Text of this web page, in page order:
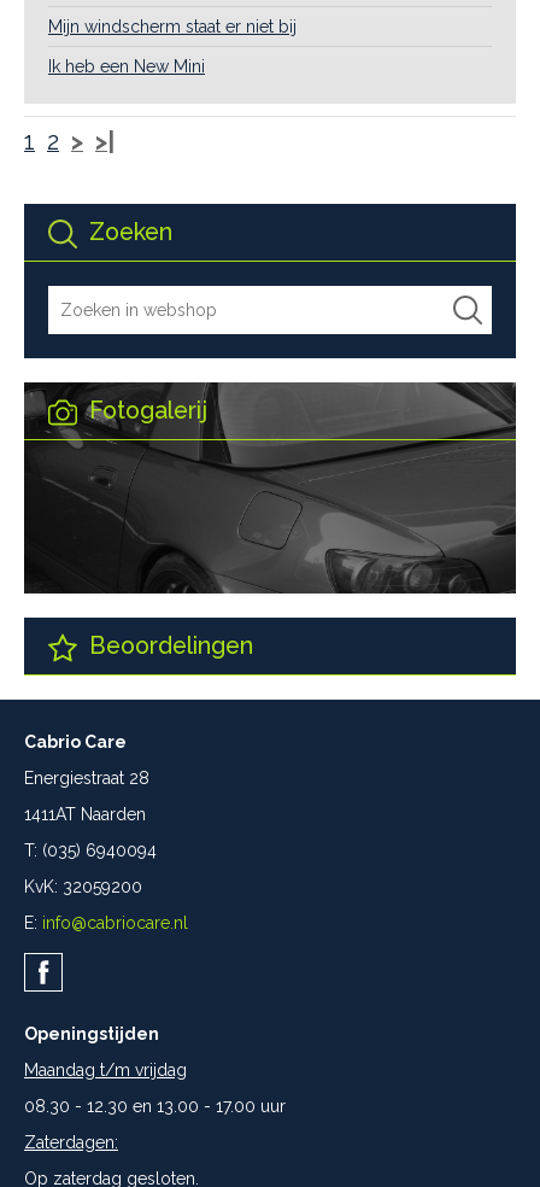
Zoeken
Fotogalerij
Beoordelingen
Mijn windscherm staat er niet bij
Ik heb een New Mini
1 2 > >|
Cabrio Care
Energiestraat 28
1411AT Naarden
T: (035) 6940094
KvK: 32059200
E: info@cabriocare.nl
Openingstijden
Maandag t/m vrijdag
08.30 - 12.30 en 13.00 - 17.00 uur
Zaterdagen:
Op zaterdag gesloten.